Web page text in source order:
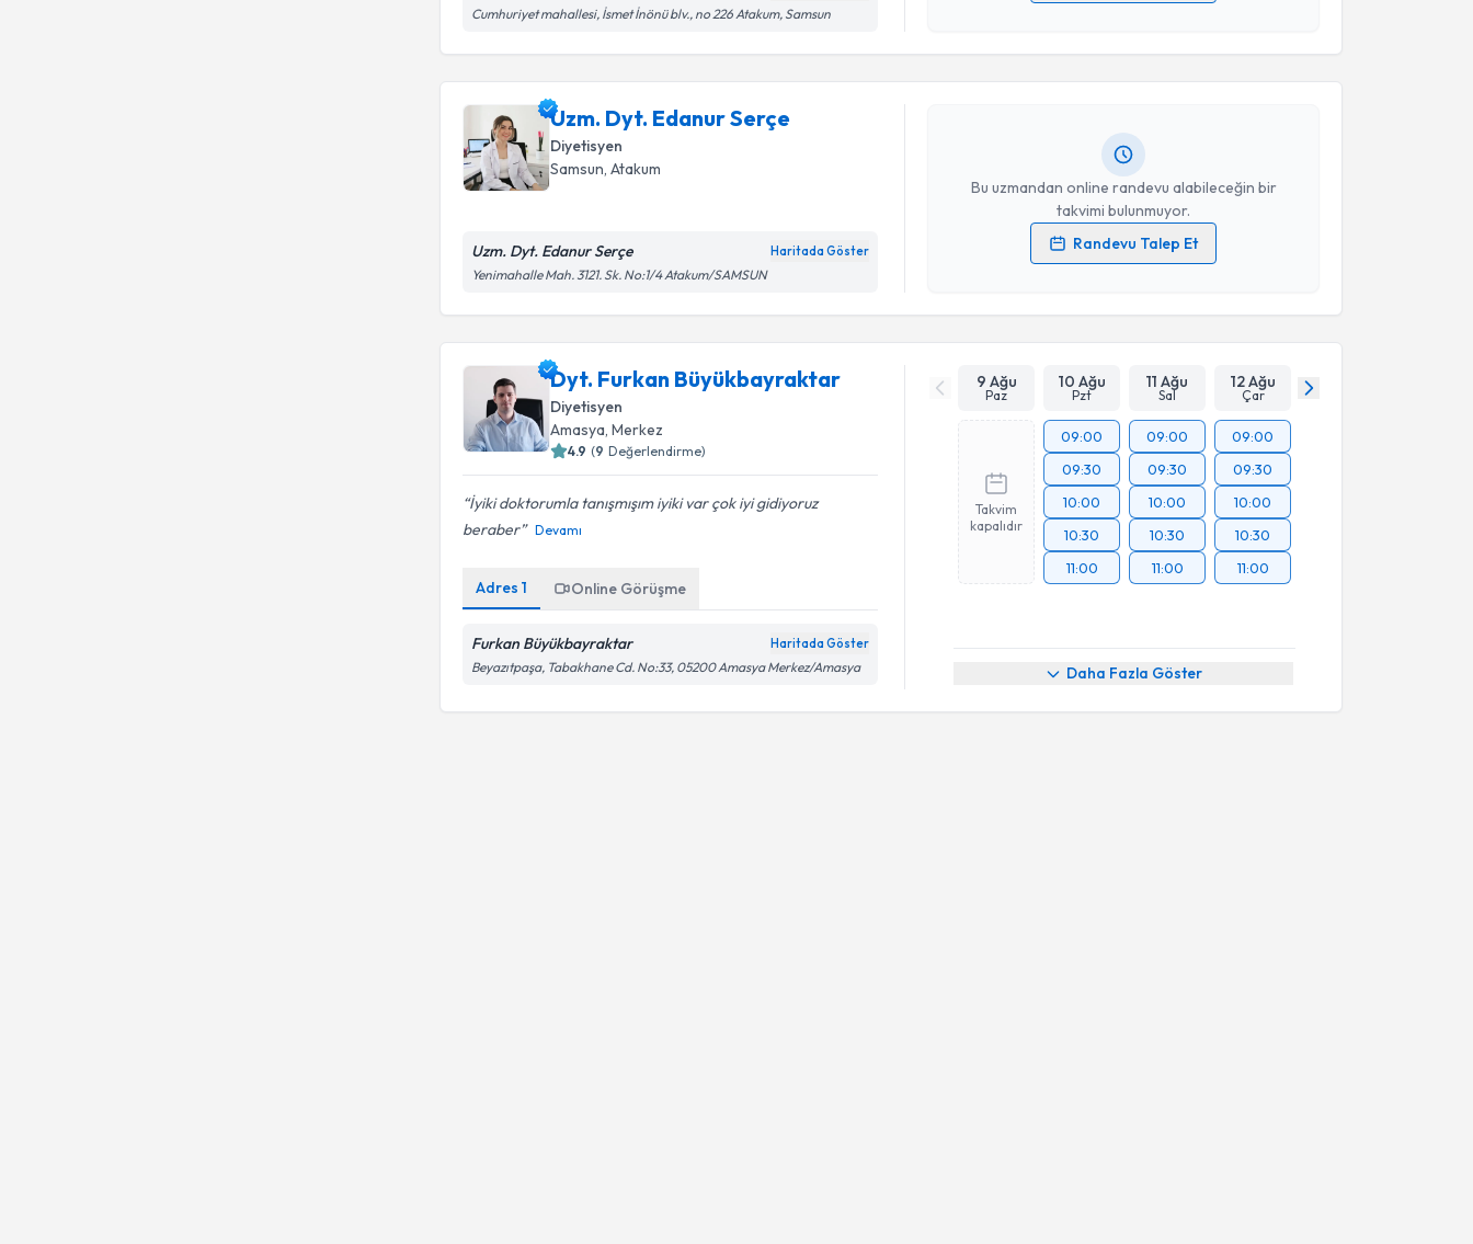
Cumhuriyet mahallesi, İsmet İnönü blv., no 226 Atakum, Samsun Kişisel verilerimin işlenmesine ilişkinAydınlatma Metni
işlenmesini kabul ediyorum.
Uzm. Dyt. Edanur Serçe
Diyetisyen
Samsun, Atakum
Uzm. Dyt. Edanur Serçe Haritada Göster
Yenimahalle Mah. 3121. Sk. No:1/4 Atakum/SAMSUN
Bu uzmandan online randevu alabileceğin bir
takvimi bulunmuyor.
Randevu Talep Et
Kişisel verilerimin işlenmesine ilişkinAydınlatma Metni
işlenmesini kabul ediyorum.
Takvim Talebini Gönder
Dyt. Furkan Büyükbayraktar
Diyetisyen
Amasya, Merkez
4.9 (9 Değerlendirme)
İyiki doktorumla tanışmışım iyiki var çok iyi gidiyoruz
beraber
Devamı
Adres1 Online Görüşme
Furkan Büyükbayraktar Haritada Göster
Beyazıtpaşa, Tabakhane Cd. No:33, 05200 Amasya Merkez/Amasya
9 Ağu
Paz
10 Ağu
Pzt
11 Ağu
Sal
12 Ağu
Çar
Takvim
kapalıdır
09:00
09:30
10:00
10:30
11:00
09:00
09:30
10:00
10:30
11:00
09:00
09:30
10:00
10:30
11:00
Daha Fazla Göster